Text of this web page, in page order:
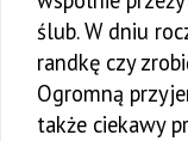
ślub. W dniu
randkę czy
Ogromną
także ciekawy